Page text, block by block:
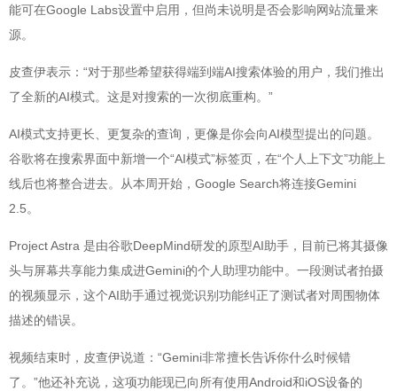
能可在Google Labs设置中启用，但尚未说明是否会影响网站流量来
源。
皮查伊表示：“对于那些希望获得端到端AI搜索体验的用户，我们推出
了全新的AI模式。这是对搜索的一次彻底重构。”
AI模式支持更长、更复杂的查询，更像是你会向AI模型提出的问题。
谷歌将在搜索界面中新增一个“AI模式”标签页，在“个人上下文”功能上
线后也将整合进去。从本周开始，Google Search将连接Gemini
2.5。
Project Astra 是由谷歌DeepMind研发的原型AI助手，目前已将其摄像
头与屏幕共享能力集成进Gemini的个人助理功能中。一段测试者拍摄
的视频显示，这个AI助手通过视觉识别功能纠正了测试者对周围物体
描述的错误。
视频结束时，皮查伊说道：“Gemini非常擅长告诉你什么时候错
了。”他还补充说，这项功能现已向所有使用Android和iOS设备的